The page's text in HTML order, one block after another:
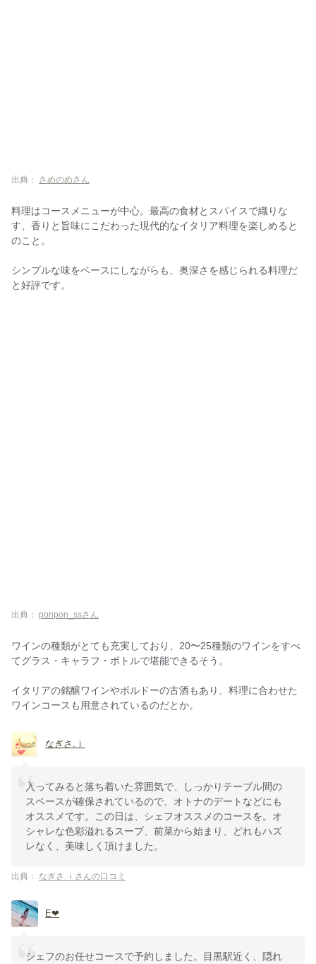
出典： さめのめさん
料理はコースメニューが中心。最高の食材とスパイスで織りな
す、香りと旨味にこだわった現代的なイタリア料理を楽しめると
のこと。
シンプルな味をベースにしながらも、奥深さを感じられる料理だ
と好評です。
出典： ponpon_ssさん
ワインの種類がとても充実しており、20〜25種類のワインをすべ
てグラス・キャラフ・ボトルで堪能できるそう。
イタリアの銘醸ワインやボルドーの古酒もあり、料理に合わせた
ワインコースも用意されているのだとか。
なぎさ.ｉ
入ってみると落ち着いた雰囲気で、しっかりテーブル間の
スペースが確保されているので、オトナのデートなどにも
オススメです。この日は、シェフオススメのコースを。オ
シャレな色彩溢れるスープ、前菜から始まり、どれもハズ
レなく、美味しく頂けました。
出典： なぎさ.ｉさんの口コミ
E❤︎
シェフのお任せコースで予約しました。目黒駅近く、隠れ